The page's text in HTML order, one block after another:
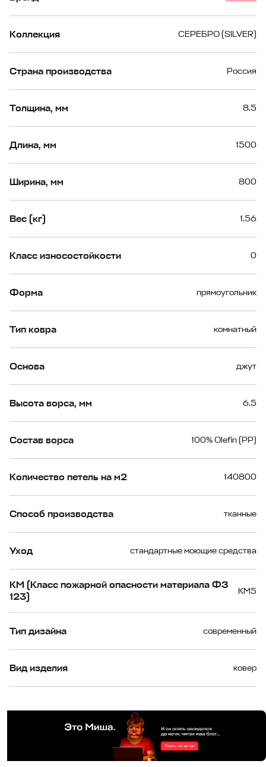
Коллекция СЕРЕБРО (SILVER)
Страна производства Россия
Толщина, мм 8.5
Длина, мм 1500
Ширина, мм 800
Вес (кг) 1.56
Класс износостойкости 0
Форма прямоугольник
Тип ковра комнатный
Основа джут
Высота ворса, мм 6.5
Состав ворса 100% Olefin (PP)
Количество петель на м2 140800
Способ производства тканные
Уход стандартные моющие средства
КМ (Класс пожарной опасности материала ФЗ
123)
КМ5
Тип дизайна современный
Вид изделия ковер